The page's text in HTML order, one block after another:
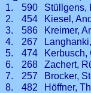
1.
590 Stüllgens,
2.
454 Kiesel,
3.
586 Kreimer,
4.
267
5.
474 Kerbusch,
6.
268 Zachert,
7.
257 Brocker,
8.
482 Höffner,